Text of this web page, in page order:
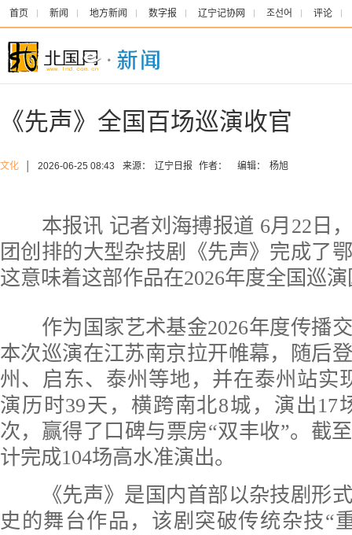
首页 新闻 地方新闻 数字报 辽宁记协网 조선어 评论
《先声》全国百场巡演收官
文化 2026-06-25 08:43 来源： 辽宁日报 作者： 编辑： 杨旭
本报讯 记者刘海搏报道 6月22日
团创排的大型杂技剧《先声》完成了
这意味着这部作品在2026年度全国巡
作为国家艺术基金2026年度传播
本次巡演在江苏南京拉开帷幕，随后
州、启东、泰州等地，并在泰州站实
演历时39天，横跨南北8城，演出17
次，赢得了口碑与票房“双丰收”。截
计完成104场高水准演出。
《先声》是国内首部以杂技剧形式
史的舞台作品，该剧突破传统杂技“